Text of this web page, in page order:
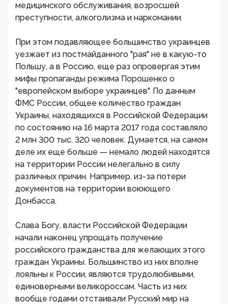
медицинского обслуживания, возросшей
преступности, алкоголизма и наркомании.
При этом подавляющее большинство украинцев
уезжает из постмайданного "рая" не в какую-то
Польшу, а в Россию, еще раз опровергая этим
мифы пропаганды режима Порошенко о
"европейском выборе украинцев". По данным
ФМС России, общее количество граждан
Украины, находящихся в Российской Федерации
по состоянию на 16 марта 2017 года составляло
2 млн 300 тыс. 320 человек. Думается, на самом
деле их еще больше — немало людей находятся
на территории России нелегально в силу
различных причин. Например, из-за потери
документов на территории воюющего
Донбасса.
Слава Богу, власти Российской Федерации
начали наконец упрощать получение
российского гражданства для желающих этого
граждан Украины. Большинство из них вполне
лояльны к России, являются трудолюбивыми,
единоверными великороссам. Часть из них
вообще годами отстаивали Русский мир на